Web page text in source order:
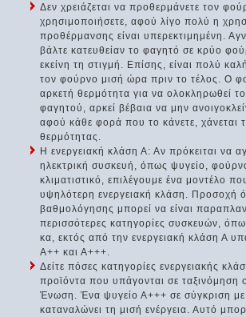
Δεν χρειάζεται να προθερμάνετε τον
χρησιμοποιήσετε, αφού λίγο πολύ η
προθέρμανσης είναι υπερεκτιμημένη.
βάλτε κατευθείαν το φαγητό σε κρύο
εκείνη τη στιγμή. Επίσης, είναι πολύ
τον φούρνο μισή ώρα πριν το τέλος. Ο
αρκετή θερμότητα για να ολοκληρωθεί
φαγητού, αρκεί βέβαια να μην
αφού κάθε φορά που το κάνετε, χάνεται
θερμότητας.
Η ενεργειακή κλάση Α: Αν πρόκειται να
ηλεκτρική συσκευή, όπως ψυγείο,
κλιματιστικό, επιλέγουμε ένα μοντέλο
υψηλότερη ενεργειακή κλάση. Προσοχή
βαθμολόγησης μπορεί να είναι
περισσότερες κατηγορίες συσκευών,
κα, εκτός από την ενεργειακή κλάση Α
Α++ και Α+++.
Δείτε πόσες κατηγορίες ενεργειακής
προϊόντα που υπάγονται σε ταξινόμηση
Ένωση. Ένα ψυγείο Α+++ σε σύγκριση με
καταναλώνει τη μισή ενέργεια. Αυτό